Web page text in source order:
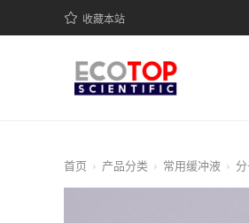
收藏本站
首页 产品分类 常用缓冲液